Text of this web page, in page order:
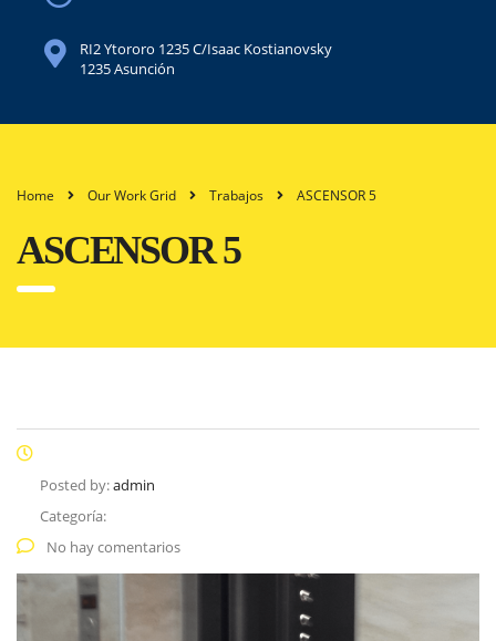
RI2 Ytororo 1235 C/Isaac Kostianovsky
1235 Asunción
Home Our Work Grid Trabajos ASCENSOR 5
ASCENSOR 5
Posted by:admin
Categoría:
No hay comentarios